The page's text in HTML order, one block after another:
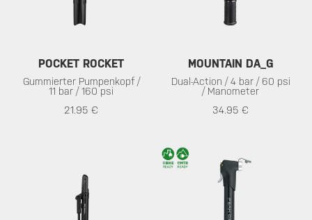
POCKET ROCKET
Gummierter Pumpenkopf /
11 bar / 160 psi
21.95 €
MOUNTAIN DA_G
Dual-Action / 4 bar / 60 psi
/ Manometer
34.95 €